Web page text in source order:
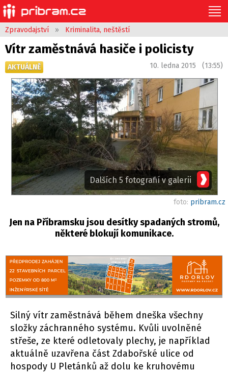
Zpravodajství » Kriminalita, neštěstí
Vítr zaměstnává hasiče i policisty
AKTUÁLNĚ 10. ledna 2015 (13:55)
Dalších 5 fotografií v galerii
foto: pribram.cz
Jen na Příbramsku jsou desítky spadaných stromů,
některé blokují komunikace.
Silný vítr zaměstnává během dneška všechny
složky záchranného systému. Kvůli uvolněné
střeše, ze které odletovaly plechy, je například
aktuálně uzavřena část Zdabořské ulice od
hospody U Pletánků až dolu ke kruhovému